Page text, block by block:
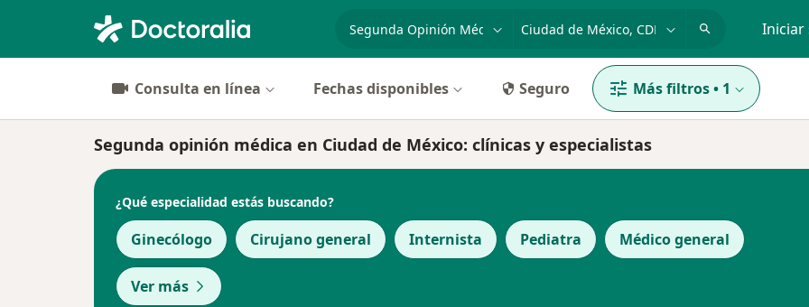
especialidad, enfermedad o nombre
p. ej. Guadalajara Iniciar
Consulta en línea Fechas disponibles Seguro Más filtros• 1
Segunda opinión médica en Ciudad de México: clínicas y especialistas
¿Qué especialidad estás buscando?
Ginecólogo Cirujano general Internista Pediatra Médico general
Ver más